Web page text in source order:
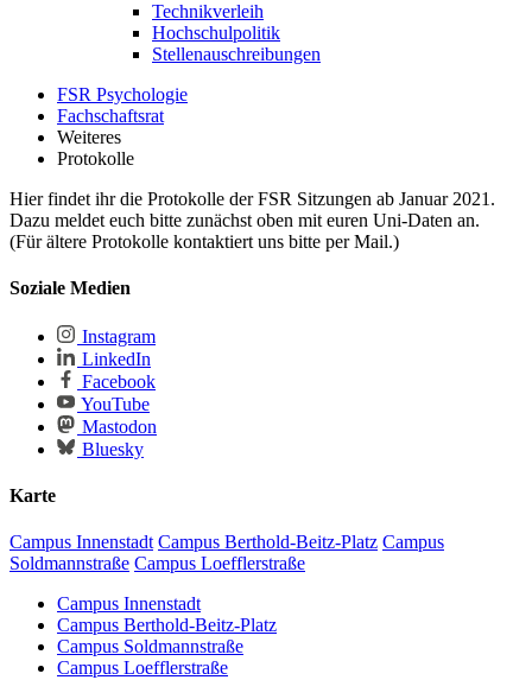
Technikverleih
Hochschulpolitik
Stellenauschreibungen
FSR Psychologie
Fachschaftsrat
Weiteres
Protokolle
Hier findet ihr die Protokolle der FSR Sitzungen ab Januar 2021.
Dazu meldet euch bitte zunächst oben mit euren Uni-Daten an.
(Für ältere Protokolle kontaktiert uns bitte per Mail.)
Soziale Medien
Instagram
LinkedIn
Facebook
YouTube
Mastodon
Bluesky
Karte
Campus Innenstadt Campus Berthold-Beitz-Platz Campus
Soldmannstraße Campus Loefflerstraße
Campus Innenstadt
Campus Berthold-Beitz-Platz
Campus Soldmannstraße
Campus Loefflerstraße